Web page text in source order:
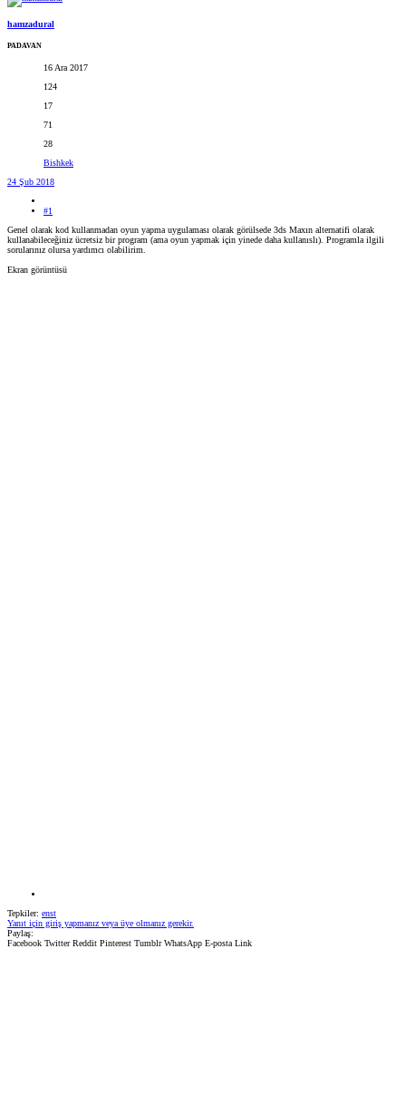
hamzadural
PADAVAN
16 Ara 2017
124
17
71
28
Bishkek
24 Şub 2018
#1
Genel olarak kod kullanmadan oyun yapma uygulaması olarak görülsede 3ds Maxın alternatifi olarak
kullanabileceğiniz ücretsiz bir program (ama oyun yapmak için yinede daha kullanıslı). Programla ilgili
sorularınız olursa yardımcı olabilirim.
Ekran görüntüsü
Tepkiler: enst
Yanıt için giriş yapmanız veya üye olmanız gerekir.
Paylaş:
Facebook Twitter Reddit Pinterest Tumblr WhatsApp E-posta Link